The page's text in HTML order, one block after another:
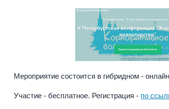
Мероприятие состоится в гибридном -
Участие - бесплатное. Регистрация - по